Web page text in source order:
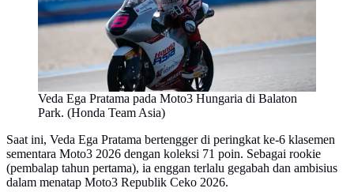
Veda Ega Pratama pada Moto3 Hungaria di Balaton
Park. (Honda Team Asia)
Saat ini, Veda Ega Pratama bertengger di peringkat ke-6 klasemen
sementara Moto3 2026 dengan koleksi 71 poin. Sebagai rookie
(pembalap tahun pertama), ia enggan terlalu gegabah dan ambisius
dalam menatap Moto3 Republik Ceko 2026.